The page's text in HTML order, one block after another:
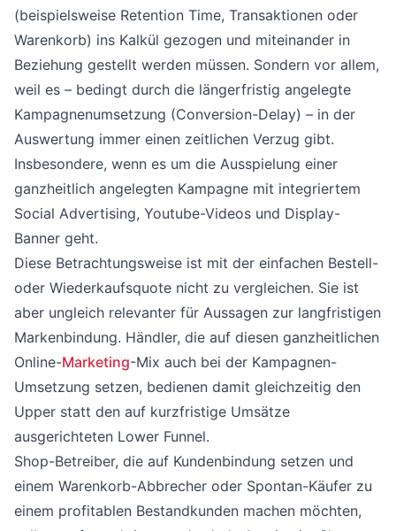
(beispielsweise Retention Time, Transaktionen oder
Warenkorb) ins Kalkül gezogen und miteinander in
Beziehung gestellt werden müssen. Sondern vor allem,
weil es – bedingt durch die längerfristig angelegte
Kampagnenumsetzung (Conversion-Delay) – in der
Auswertung immer einen zeitlichen Verzug gibt.
Insbesondere, wenn es um die Ausspielung einer
ganzheitlich angelegten Kampagne mit integriertem
Social Advertising, Youtube-Videos und Display-
Banner geht.
Diese Betrachtungsweise ist mit der einfachen Bestell-
oder Wiederkaufsquote nicht zu vergleichen. Sie ist
aber ungleich relevanter für Aussagen zur langfristigen
Markenbindung. Händler, die auf diesen ganzheitlichen
Online-Marketing-Mix auch bei der Kampagnen-
Umsetzung setzen, bedienen damit gleichzeitig den
Upper statt den auf kurzfristige Umsätze
ausgerichteten Lower Funnel.
Shop-Betreiber, die auf Kundenbindung setzen und
einem Warenkorb-Abbrecher oder Spontan-Käufer zu
einem profitablen Bestandkunden machen möchten,